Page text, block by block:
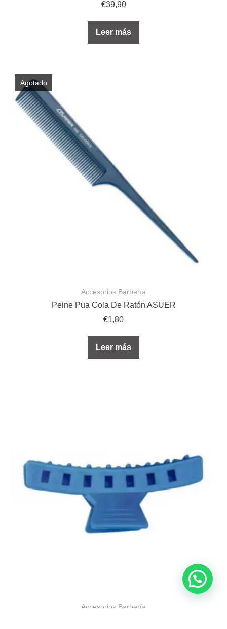
€39,90
Leer más
Agotado
Accesorios Barbería
Peine Pua Cola De Ratón ASUER
€1,80
Leer más
Accesorios Barbería